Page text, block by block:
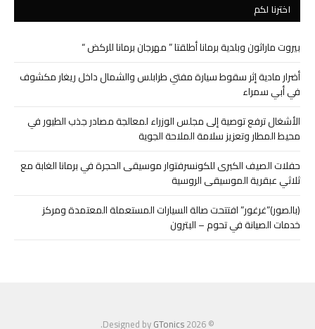
اخترنا لكم
بيروت ماراثون وبلدية برمانا أطلقتا ” مهرجان برمانا للركض “
أضرار مادية إثر سقوط سيارة مفتي طرابلس والشمال داخل ريغار مكشوف
في أبي سمراء
الأشغال ترفع توصية إلى مجلس الوزراء لمعالجة مصادر جذب الطيور في
محيط المطار وتعزيز سلامة الملاحة الجوية
حفلات الصيف الكبرى للكونسرفتوار موسيقى الحجرة في برمانا الغابة مع
ثلاثي عبقرية الموسيقى الروسية
(بالصور)”غرغور” افتتحت صالة السيارات المستعملة المعتمدة ومركز
خدمات الصيانة في تحوم – البترون
© 2026 Designed by
GTonics
.